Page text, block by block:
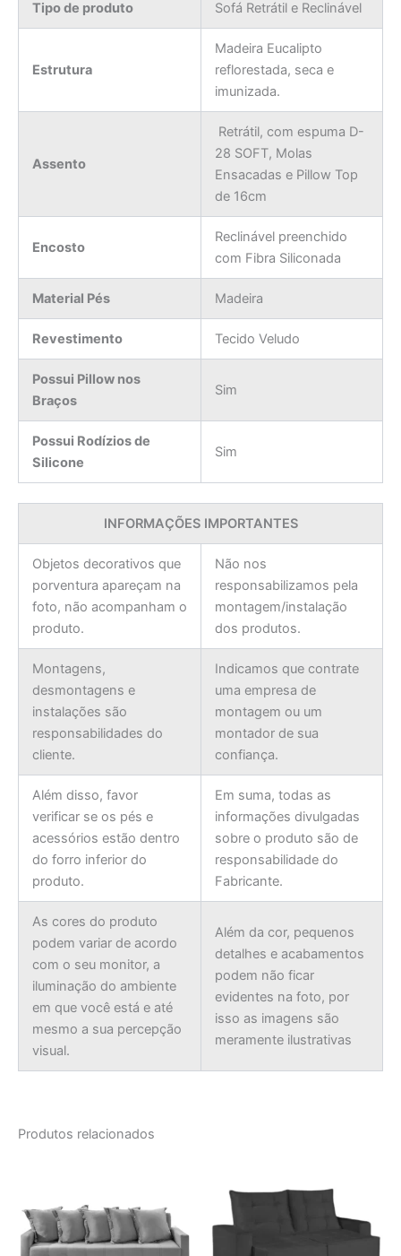
Tipo de produto Sofá Retrátil e Reclinável
Estrutura
Madeira Eucalipto
reflorestada, seca e
imunizada.
Assento
Retrátil, com espuma D-
28 SOFT, Molas
Ensacadas e Pillow Top
de 16cm
Encosto
Reclinável preenchido
com Fibra Siliconada
Material Pés Madeira
Revestimento Tecido Veludo
Possui Pillow nos
Braços
Sim
Possui Rodízios de
Silicone
Sim
INFORMAÇÕES IMPORTANTES
Objetos decorativos que
porventura apareçam na
foto, não acompanham o
produto.
Não nos
responsabilizamos pela
montagem/instalação
dos produtos.
Montagens,
desmontagens e
instalações são
responsabilidades do
cliente.
Indicamos que contrate
uma empresa de
montagem ou um
montador de sua
confiança.
Além disso, favor
verificar se os pés e
acessórios estão dentro
do forro inferior do
produto.
Em suma, todas as
informações divulgadas
sobre o produto são de
responsabilidade do
Fabricante.
As cores do produto
podem variar de acordo
com o seu monitor, a
iluminação do ambiente
em que você está e até
mesmo a sua percepção
visual.
Além da cor, pequenos
detalhes e acabamentos
podem não ficar
evidentes na foto, por
isso as imagens são
meramente ilustrativas
Produtos relacionados